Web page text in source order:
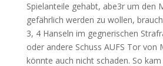
Spielanteile gehabt, abe3r um den
gefährlich werden zu wollen,
3, 4 Hanseln im gegnerischen
oder andere Schuss AUFS Tor von
könnte auch nicht schaden. So